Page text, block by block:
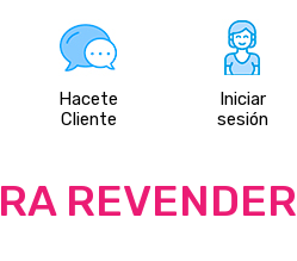
Hacete
Cliente
Iniciar
sesión
REVENDER